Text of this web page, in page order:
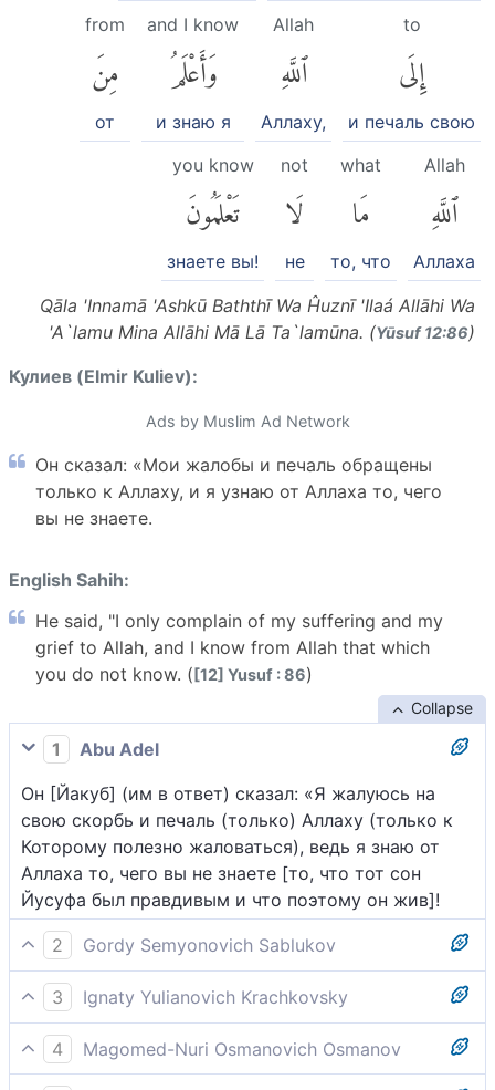
to
إِلَى
и печаль свою
Allah
ٱللَّهِ
Аллаху,
and I know
وَأَعْلَمُ
и знаю я
from
مِنَ
от
Allah
ٱللَّهِ
Аллаха
what
مَا
то, что
not
لَا
не
you know
تَعْلَمُونَ
знаете вы!
Qāla 'Innamā 'Ashkū Baththī Wa Ĥuznī 'Ilaá Allāhi Wa
'A`lamu Mina Allāhi Mā Lā Ta`lamūna. (Yūsuf 12:86)
Кулиев (Elmir Kuliev):
Ads by Muslim Ad Network
Он сказал: «Мои жалобы и печаль обращены
только к Аллаху, и я узнаю от Аллаха то, чего
вы не знаете.
English Sahih:
He said, "I only complain of my suffering and my
grief to Allah, and I know from Allah that which
you do not know. ([12] Yusuf : 86)
Collapse
1
Abu Adel
Он [Йакуб] (им в ответ) сказал: «Я жалуюсь на
свою скорбь и печаль (только) Аллаху (только к
Которому полезно жаловаться), ведь я знаю от
Аллаха то, чего вы не знаете [то, что тот сон
Йусуфа был правдивым и что поэтому он жив]!
2
Gordy Semyonovich Sablukov
Он сказал: "Предаю моё огорчение и мою печаль
Богу, а от Бога знаю то, чего вы не знаете.
3
Ignaty Yulianovich Krachkovsky
Он сказал: "Я жалуюсь на свою скорбь и печаль
Аллаху, ведь я знаю от Аллаха то, чего вы не
4
Magomed-Nuri Osmanovich Osmanov